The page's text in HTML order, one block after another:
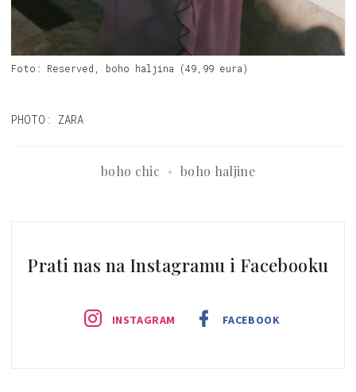
Foto: Reserved, boho haljina (49,99 eura)
PHOTO: ZARA
boho chic boho haljine
Prati nas na Instagramu i Facebooku
INSTAGRAM FACEBOOK